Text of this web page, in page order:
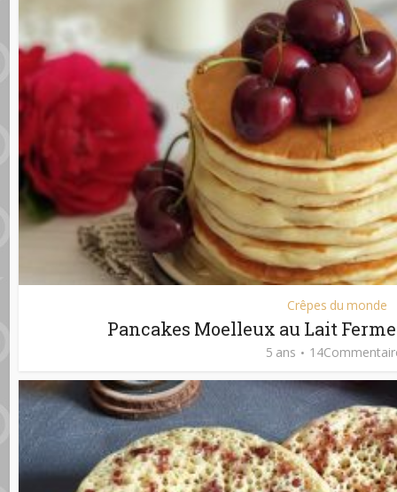
Crêpes du monde
Pancakes Moelleux au Lait
5 ans